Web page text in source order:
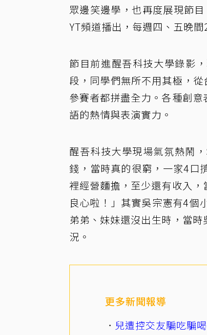
眾邊笑邊學，也再度展現節
YT頻道播出，每週四、五晚間
節目前進醒吾科技大學錄影
段，同學們無所不用其極，
參賽者都拼盡全力。各種創
語的熱情與表演實力。
醒吾科技大學現場氣氛熱鬧
錢，當時真的很窮，一家4口
裡經營麵擔，至少還有收入
良心啦！」其實吳宗憲有4個
弟弟、妹妹還沒出生時，當
況。
更多新聞報導
兒遭控交友騙吃騙